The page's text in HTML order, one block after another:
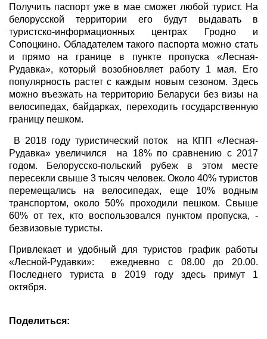
Получить паспорт уже в мае сможет любой турист. На
белорусской территории его будут выдавать в
туристско-информационных центрах Гродно и
Сопоцкино. Обладателем такого паспорта можно стать
и прямо на границе в пункте пропуска «Лесная-
Рудавка», который возобновляет работу 1 мая. Его
популярность растет с каждым новым сезоном. Здесь
можно въезжать на территорию Беларуси без визы на
велосипедах, байдарках, переходить государственную
границу пешком.
В 2018 году туристический поток на КПП «Лесная-
Рудавка» увеличился на 18% по сравнению с 2017
годом. Белорусско-польский рубеж в этом месте
пересекли свыше 3 тысяч человек. Около 40% туристов
перемещались на велосипедах, еще 10% водным
транспортом, около 50% проходили пешком. Свыше
60% от тех, кто воспользовался пунктом пропуска, -
безвизовые туристы.
Привлекает и удобный для туристов график работы
«Лесной-Рудавки»: ежедневно с 08.00 до 20.00.
Последнего туриста в 2019 году здесь примут 1
октября.
Поделиться: